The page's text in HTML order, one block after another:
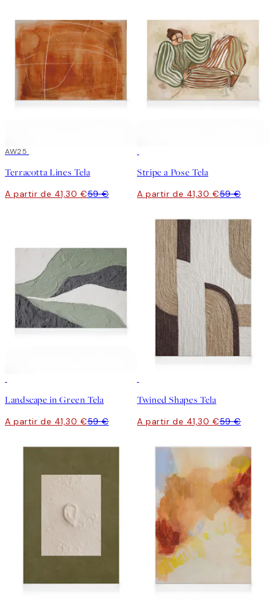
30%*
AW25
Terracotta Lines Tela
A partir de 41,30 €59 €
Stripe a Pose Tela
A partir de 41,30 €59 €
Landscape in Green Tela
A partir de 41,30 €59 €
Twined Shapes Tela
A partir de 41,30 €59 €